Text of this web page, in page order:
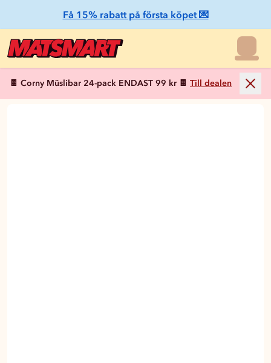
Få 15% rabatt på första köpet 💌
🍫 Corny Müslibar 24-pack ENDAST 99 kr 🍫 Till dealen